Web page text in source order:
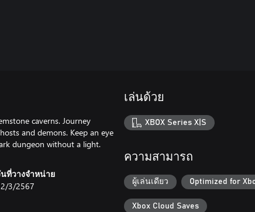
caverns. Journey
and demons. Keep an eye
dungeon without a light.
ที่วางจำหน่าย
3/2567
เล่นด้วย
XBOX Series X|S
ความสามารถ
ผู้เล่นเดียว Optimized for
Xbox Cloud Saves